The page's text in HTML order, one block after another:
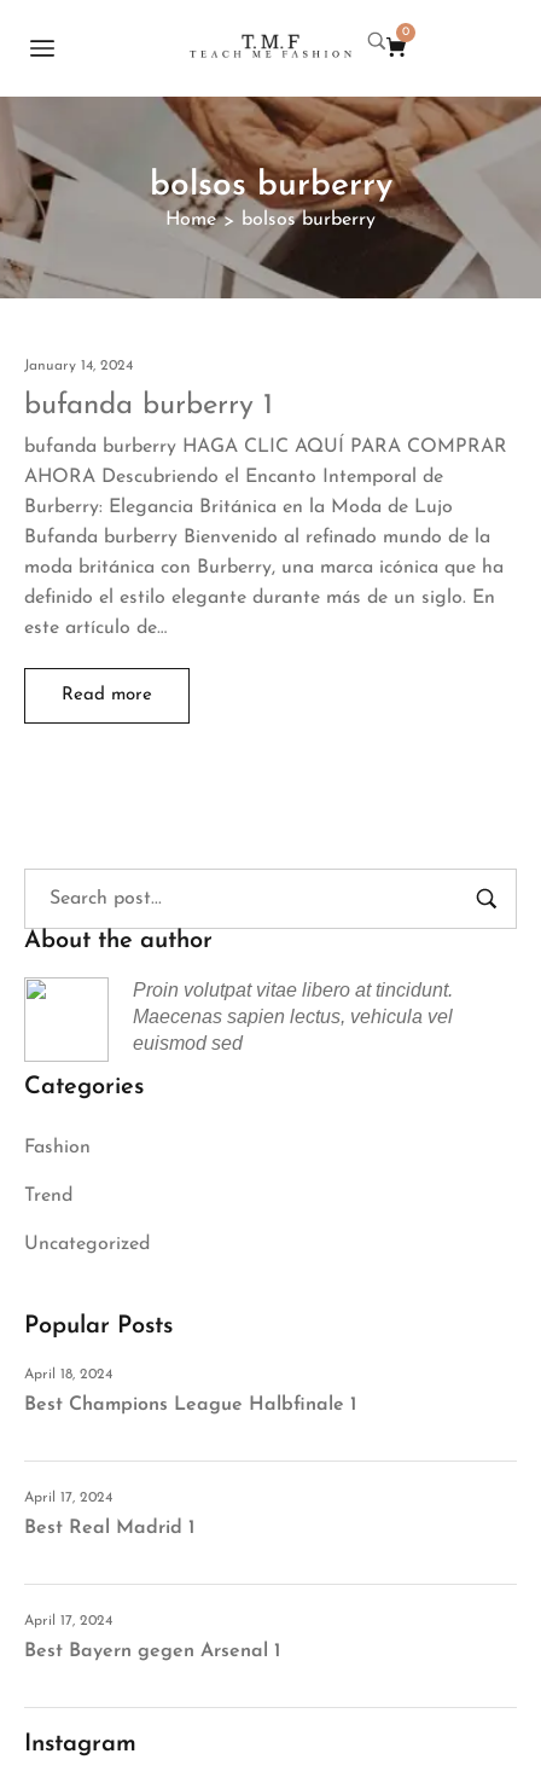
0
bolsos burberry
Home > bolsos burberry
January 14, 2024
bufanda burberry 1
bufanda burberry HAGA CLIC AQUÍ PARA COMPRAR
AHORA Descubriendo el Encanto Intemporal de
Burberry: Elegancia Británica en la Moda de Lujo
Bufanda burberry Bienvenido al refinado mundo de la
moda británica con Burberry, una marca icónica que ha
definido el estilo elegante durante más de un siglo. En
este artículo de…
Read more
About the author
Proin volutpat vitae libero at tincidunt.
Maecenas sapien lectus, vehicula vel
euismod sed
Categories
Fashion
Trend
Uncategorized
Popular Posts
April 18, 2024
Best Champions League Halbfinale 1
April 17, 2024
Best Real Madrid 1
April 17, 2024
Best Bayern gegen Arsenal 1
Instagram